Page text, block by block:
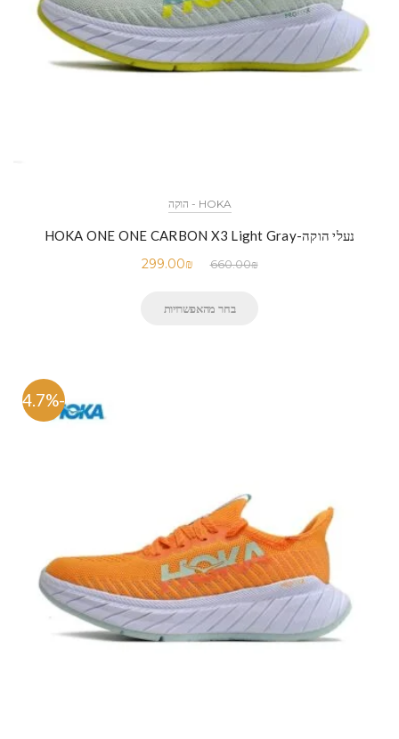
HOKA - הוקה
נעלי הוקה-HOKA ONE ONE CARBON X3 Light Gray
660.00₪
299.00₪
בחר מהאפשרויות
-54.7%